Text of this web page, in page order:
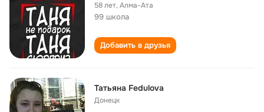
58 лет,Алма-Ата
99 школа
Добавить в друзья
Татьяна Fedulova
Донецк